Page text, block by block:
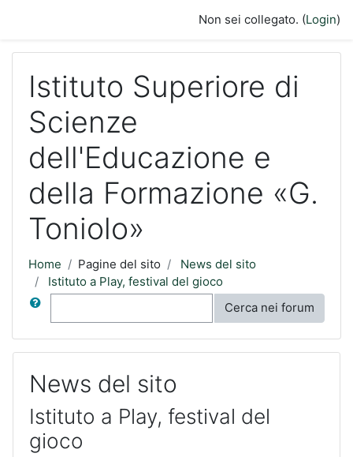
Non sei collegato. (Login)
Istituto Superiore di
Scienze
dell'Educazione e
della Formazione «G.
Toniolo»
Home Pagine del sito
News del sito
Istituto a Play, festival del gioco
Cerca
Cerca nei forum
News del sito
Istituto a Play, festival del
gioco